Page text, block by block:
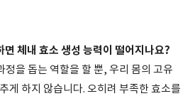
체내 효소 생성 능력이 떨어지나요?
정을 돕는 역할을 할 뿐, 우리 몸의 고유
게 하지 않습니다. 오히려 부족한 효소를